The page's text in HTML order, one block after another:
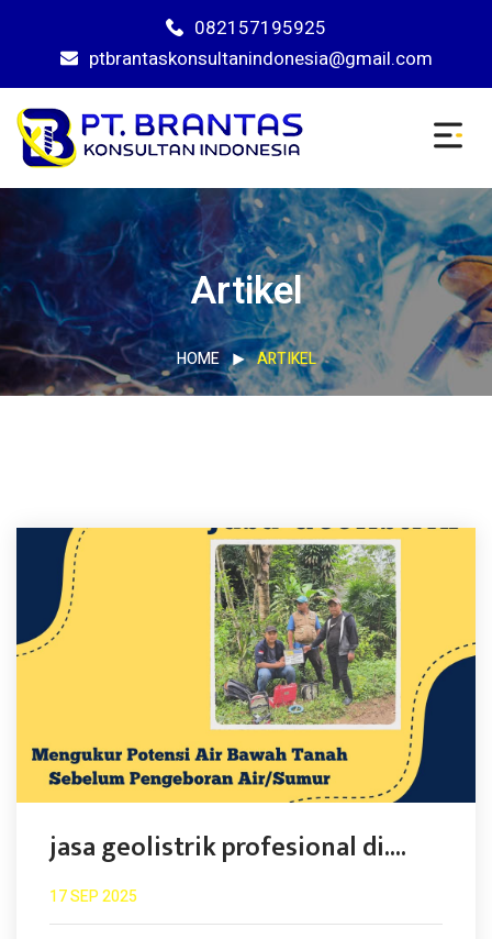
082157195925
ptbrantaskonsultanindonesia@gmail.com
Artikel
HOME ARTIKEL
jasa geolistrik profesional di....
17 SEP 2025